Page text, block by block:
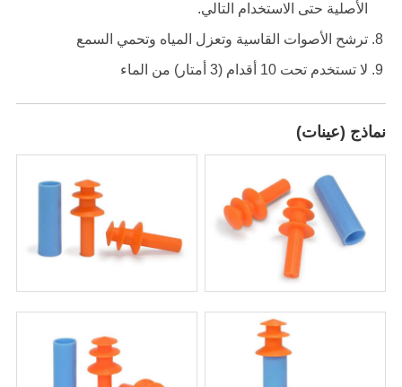
الأصلية حتى الاستخدام التالي.
ترشح الأصوات القاسية وتعزل المياه وتحمي السمع
لا تستخدم تحت 10 أقدام (3 أمتار) من الماء
نماذج (عينات)